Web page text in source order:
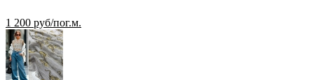
1 200 руб/пог.м.